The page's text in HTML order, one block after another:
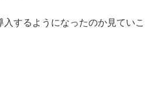
するようになったのか見ていこ